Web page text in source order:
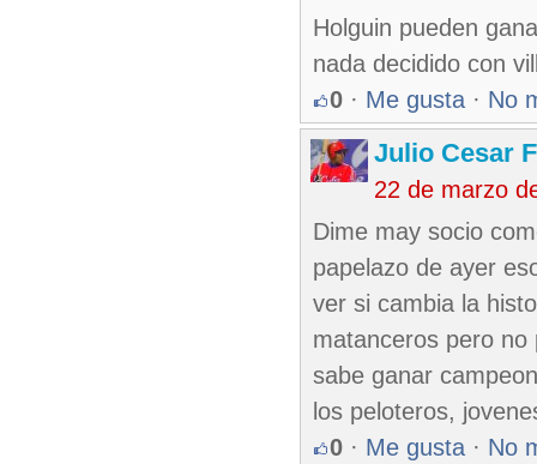
Holguin pueden
nada decidido con
0 · Me gusta · No
Julio Cesar
22 de marzo
Dime may socio
papelazo de ayer
ver si cambia la
matanceros pero
sabe ganar
los peloteros,
0 · Me gusta · No